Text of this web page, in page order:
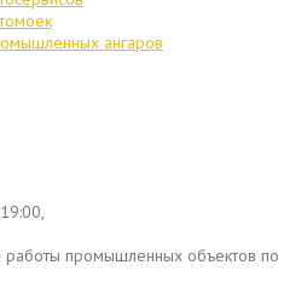
ангаров
работы промышленных объектов по